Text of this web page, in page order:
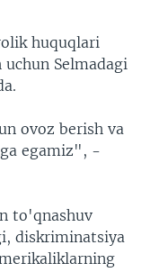
huquqlari
Selmadagi
ovoz berish va
egamiz", -
to'qnashuv
diskriminatsiya